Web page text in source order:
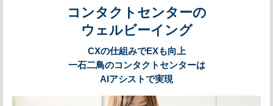
コンタクトセンターの
ウェルビーイング
CXの仕組みでEXも向上
一石二鳥のコンタクトセンターは
AIアシストで実現